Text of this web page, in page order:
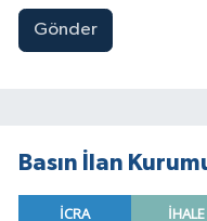
Gönder
Basın İlan